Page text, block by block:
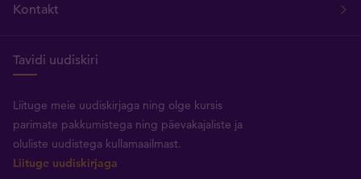
Kontakt
Tavidi uudiskiri
Liituge meie uudiskirjaga ning olge kursis
parimate pakkumistega ning päevakajaliste ja
oluliste uudistega kullamaailmast.
Liituge uudiskirjaga